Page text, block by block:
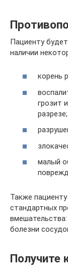
Пациенту
наличии
корень
грозит
разрезе;
малый
Также
стандартных
болезни
Получите